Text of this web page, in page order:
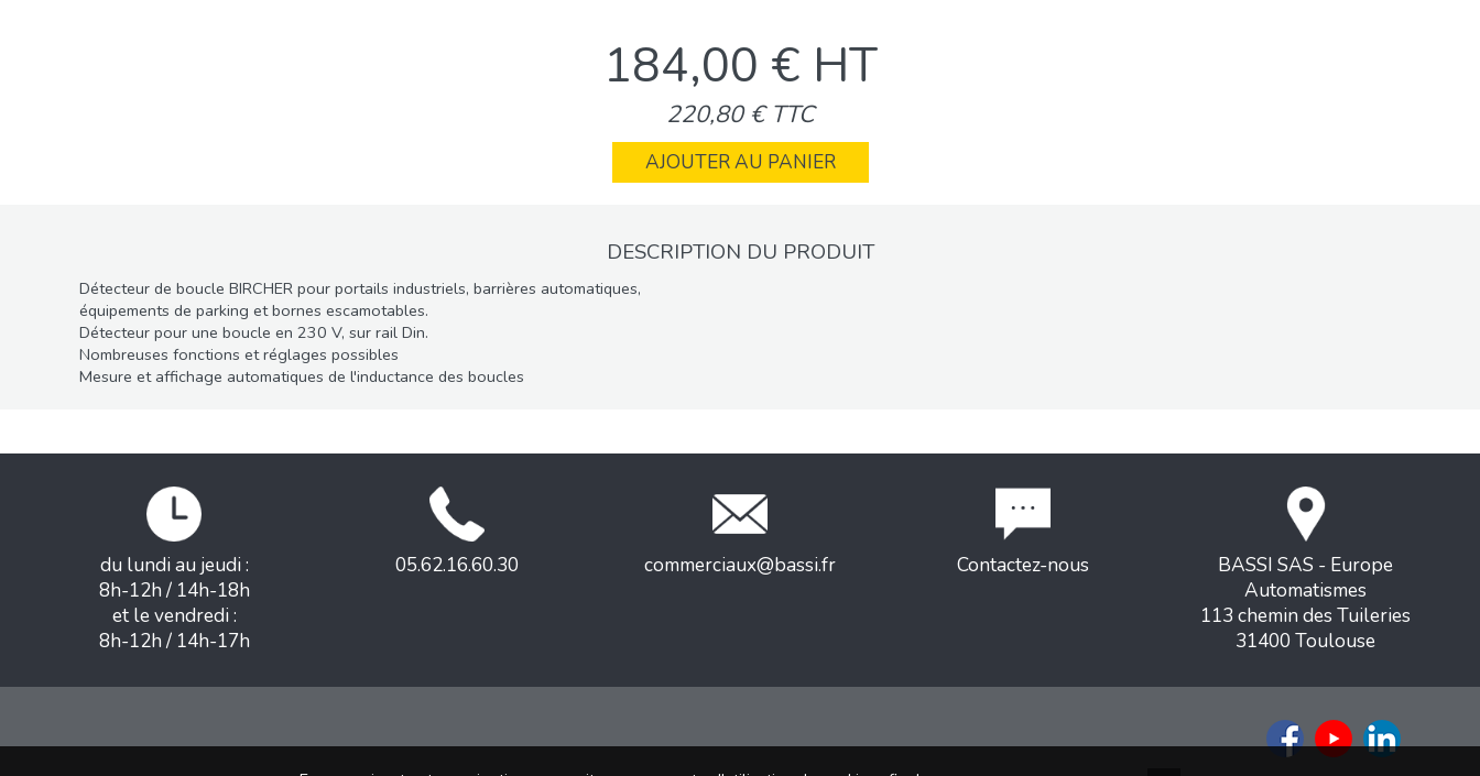
184,00 € HT
220,80 € TTC
AJOUTER AU PANIER
DESCRIPTION DU PRODUIT
Détecteur de boucle BIRCHER pour portails industriels, barrières automatiques,
équipements de parking et bornes escamotables.
Détecteur pour une boucle en 230 V, sur rail Din.
Nombreuses fonctions et réglages possibles
Mesure et affichage automatiques de l'inductance des boucles
du lundi au jeudi :
8h-12h / 14h-18h
et le vendredi :
8h-12h / 14h-17h
05.62.16.60.30 commerciaux@bassi.fr Contactez-nous
BASSI SAS - Europe
Automatismes
113 chemin des Tuileries
31400 Toulouse